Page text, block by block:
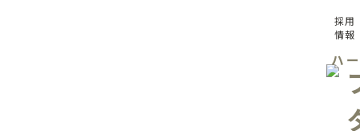
採用
情報
ハ